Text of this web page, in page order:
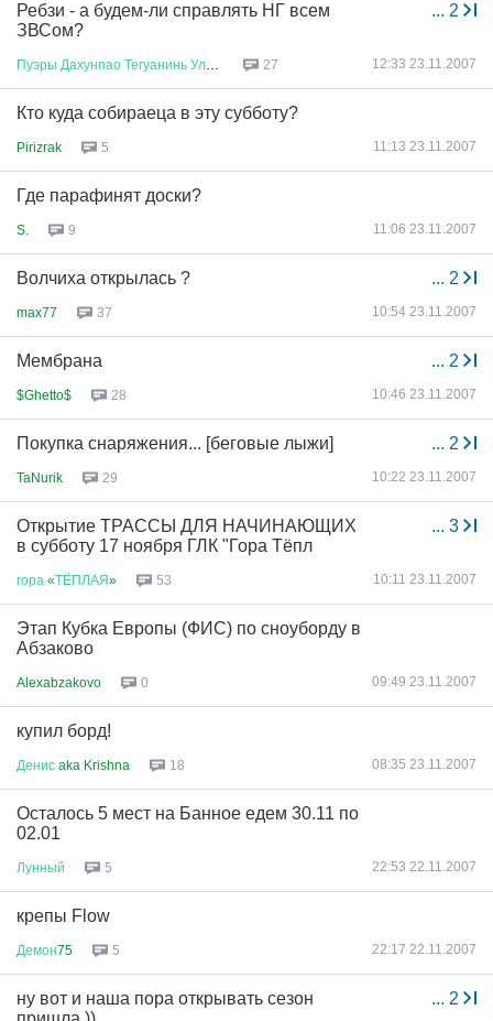
... 2
Ребзи - а будем-ли справлять НГ всем
ЗВСом?
Пуэры Дахунпао Тегуанинь Улуны 27 12:33 23.11.2007
Кто куда собираеца в эту субботу?
Pirizrak 5 11:13 23.11.2007
Где парафинят доски?
S. 9 11:06 23.11.2007
... 2
Волчиха открылась ?
max77 37 10:54 23.11.2007
... 2
Мембрана
$Ghetto$ 28 10:46 23.11.2007
... 2
Покупка снаряжения... [беговые лыжи]
TaNurik 29 10:22 23.11.2007
... 3
Открытие ТРАССЫ ДЛЯ НАЧИНАЮЩИХ
в субботу 17 ноября ГЛК "Гора Тёпл
гора «ТЁПЛАЯ» 53 10:11 23.11.2007
Этап Кубка Европы (ФИС) по сноуборду в
Абзаково
Alexabzakovo 0 09:49 23.11.2007
купил борд!
Денис aka Krishna 18 08:35 23.11.2007
Осталось 5 мест на Банное едем 30.11 по
02.01
Лунный 5 22:53 22.11.2007
крепы Flow
Демон75 5 22:17 22.11.2007
... 2
ну вот и наша пора открывать сезон